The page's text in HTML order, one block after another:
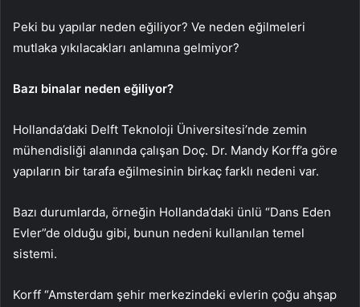
Peki bu yapılar neden eğiliyor? Ve neden eğilmeleri
mutlaka yıkılacakları anlamına gelmiyor?
Bazı binalar neden eğiliyor?
Hollanda’daki Delft Teknoloji Üniversitesi’nde zemin
mühendisliği alanında çalışan Doç. Dr. Mandy Korff’a göre
yapıların bir tarafa eğilmesinin birkaç farklı nedeni var.
Bazı durumlarda, örneğin Hollanda’daki ünlü “Dans Eden
Evler”de olduğu gibi, bunun nedeni kullanılan temel
sistemi.
Korff “Amsterdam şehir merkezindeki evlerin çoğu ahşap